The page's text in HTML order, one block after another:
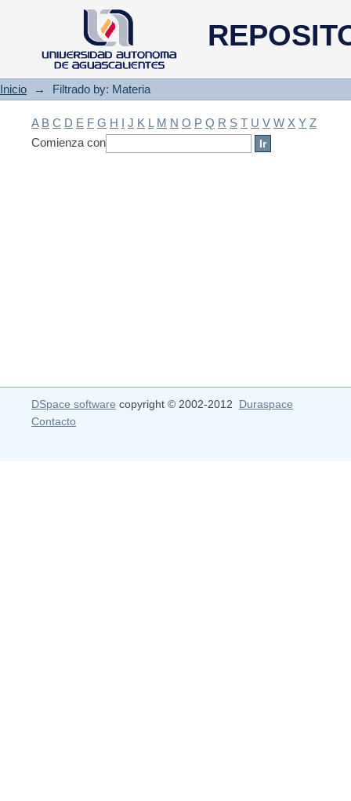
Filtrado by: Materia
Inicio → Filtrado by: Materia
A B C D E F G H I J K L M N O P Q R S T U V W X Y Z
Comienza con
DSpace software copyright © 2002-2012 Duraspace
Contacto